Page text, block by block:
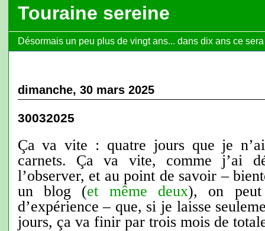
Touraine sereine
Désormais un peu plus de vingt ans... dans dix ans ce
dimanche, 30 mars 2025
30032025
Ça va vite : quatre jours que je
carnets. Ça va vite, comme j’ai
l’observer, et au point de savoir –
un blog (et même deux), on peut
d’expérience – que, si je laisse
jours, ça va finir par trois mois de